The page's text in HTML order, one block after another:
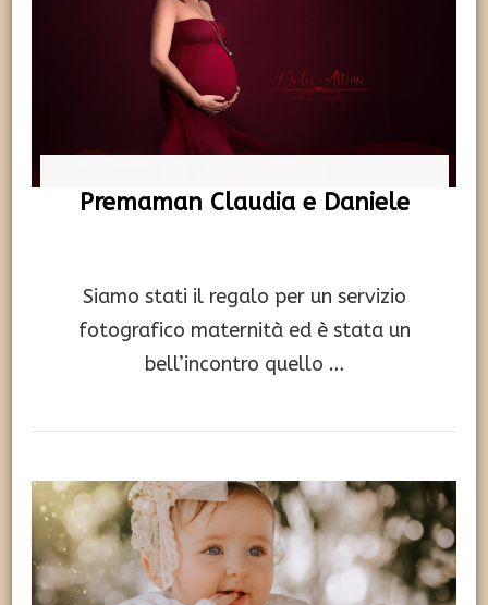
Premaman Claudia e Daniele
Siamo stati il regalo per un servizio
fotografico maternità ed è stata un
bell’incontro quello …